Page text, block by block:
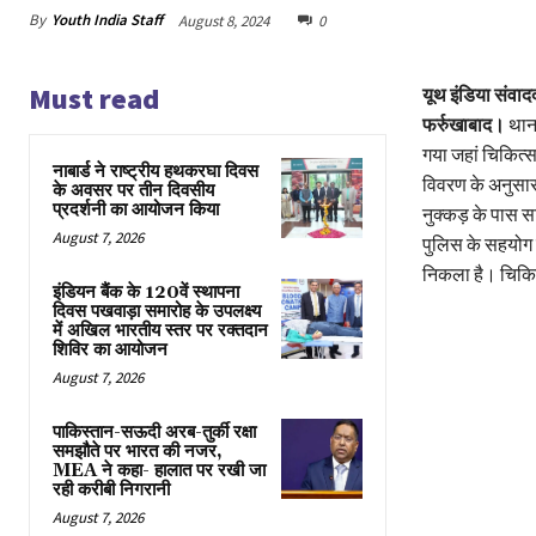
By Youth India Staff August 8, 2024 0
Must read
नाबार्ड ने राष्ट्रीय हथकरघा दिवस
के अवसर पर तीन दिवसीय
प्रदर्शनी का आयोजन किया
August 7, 2026
इंडियन बैंक के 120वें स्थापना
दिवस पखवाड़ा समारोह के उपलक्ष्य
में अखिल भारतीय स्तर पर रक्तदान
शिविर का आयोजन
August 7, 2026
पाकिस्तान-सऊदी अरब-तुर्की रक्षा
समझौते पर भारत की नजर,
MEA ने कहा- हालात पर रखी जा
रही करीबी निगरानी
August 7, 2026
यूथ इंडिया
फर्रुखाबाद।
गया जहां
विवरण के
नुक्कड़ के पास
पुलिस के सहयोग
निकला है।